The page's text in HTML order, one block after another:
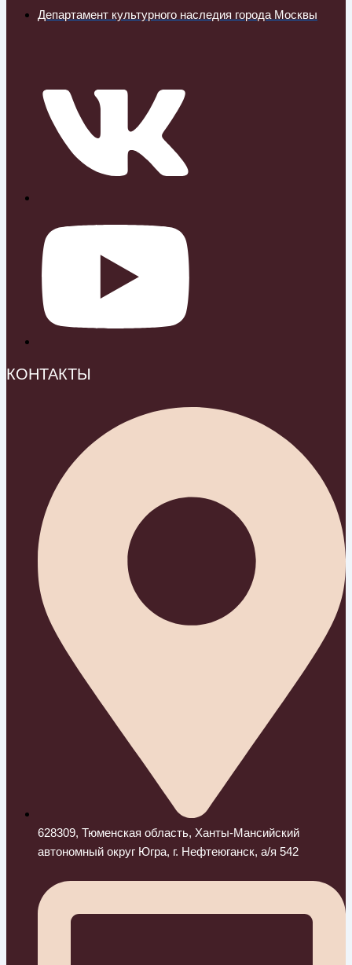
Департамент культурного наследия города Москвы
КОНТАКТЫ
628309, Тюменская область, Ханты-Мансийский
автономный округ Югра, г. Нефтеюганск, а/я 542